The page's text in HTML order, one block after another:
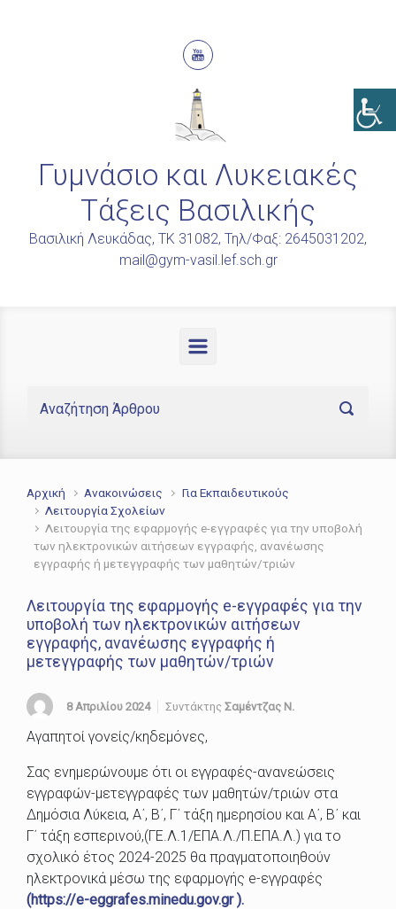
Γυμνάσιο και Λυκειακές
Τάξεις Βασιλικής
Βασιλική Λευκάδας, ΤΚ 31082, Τηλ/Φαξ: 2645031202,
mail@gym-vasil.lef.sch.gr
Αρχική Ανακοινώσεις
Για Εκπαιδευτικούς
Λειτουργία Σχολείων
Λειτουργία της εφαρμογής e-εγγραφές για την υποβολή
των ηλεκτρονικών αιτήσεων εγγραφής, ανανέωσης
εγγραφής ή μετεγγραφής των μαθητών/τριών
Λειτουργία της εφαρμογής e-εγγραφές για την
υποβολή των ηλεκτρονικών αιτήσεων
εγγραφής, ανανέωσης εγγραφής ή
μετεγγραφής των μαθητών/τριών
8 Απριλίου 2024 Συντάκτης Σαμέντζας Ν.
Αγαπητοί γονείς/κηδεμόνες,
Σας ενημερώνουμε ότι οι εγγραφές-ανανεώσεις
εγγραφών-μετεγγραφές των μαθητών/τριών στα
Δημόσια Λύκεια, Α΄, Β΄, Γ΄ τάξη ημερησίου και Α΄, Β΄ και
Γ΄ τάξη εσπερινού,(ΓΕ.Λ.1/ΕΠΑ.Λ./Π.ΕΠΑ.Λ.) για το
σχολικό έτος 2024-2025 θα πραγματοποιηθούν
ηλεκτρονικά μέσω της εφαρμογής e-εγγραφές
(https://e-eggrafes.minedu.gov.gr ).